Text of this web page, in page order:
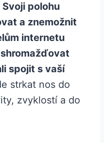
Svoji polohu
a znemožnit
internetu
spojit s vaší
strkat nos do
zvyklostí a do